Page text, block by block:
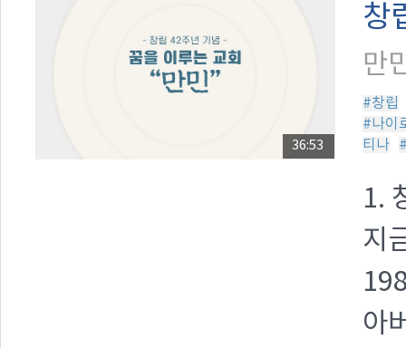
36:53
창
만
#창립
#나이
티나
1.
지
아